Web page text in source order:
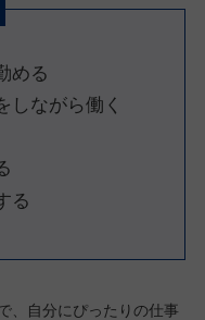
める
しながら働く
る
、自分にぴったりの仕事